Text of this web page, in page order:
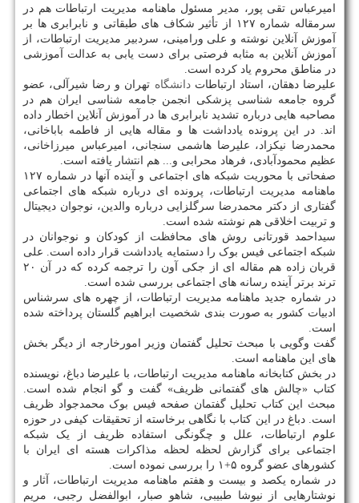
امیرعباس تقی پور، مدیر مسئول ماهنامه مدیریت ارتباطات هم در
سرمقاله شماره ۱۲۷ از تأثیر شکاف های طبقاتی و نابرابری ها بر
آموزش آنلاین نوشته و علی ورامینی، سردبیر مدیریت ارتباطات، از
آموزش آنلاین به مثابه فرصتی برای دست یابی به عدالت آموزشی
در مناطق محروم یاد کرده است.
علیرضا دهقان، استاد ارتباطاتدانشگاه تهران و رضا شیرآلی، عضو
گروه جامعه شناسی پزشکی انجمن جامعه شناسی ایران هم در
مصاحبه هایی درباره تشدید نابرابری ها در آموزش آنلاین اخطار داده
اند. در این پرونده یادداشت ها و مقاله هایی از فاطمه باباخانی،
محمدرضا نیکزاد، علیرضا هاشمی سنجانی، امیرعباس میرزاخانی،
عظیم محمودآبادی، فرهاد محرابی و... هم انتشار یافته است.
صفحاتی با محوریت شبکه های اجتماعی و آینده آنها در شماره ۱۲۷
ماهنامه مدیریت ارتباطات، پرونده ای درباره شبکه های اجتماعی
گفتاری از دکتر محمدرضا سرگلزایی درباره والدین، نوجوان دیجیتال
و تربیت اخلاقی هم نوشته شده است.
سیداحمد قورتانی روش های محافظت از کودکان و نوجوانان در
شبکه اجتماعی فیس بوک را دستمایه یادداشت قرار داده است. علی
قربان زاده هم مقاله ای از جکی آون را ترجمه کرده که در آن ۲۰
ترند برتر آینده رسانه های اجتماعی بررسی شده است.
در شماره جدید ماهنامه مدیریت ارتباطات، از چهره های سرشناس
ادبیات کشور به صورت بندی شخصیت ابراهیم گلستان پرداخته شده
است.
گفت وگویی با مبحث تحلیل گفتمان وزیر امورخارجه از دیگر بخش
های این ماهنامه است.
در بخش کتابخانه ماهنامه مدیریت ارتباطات، با علیرضا دباغ، نویسنده
کتاب «چالش های گفتمانی ظریف» گفت و گو انجام شده است.
مبحث این کتاب تحلیل گفتمان صفحه فیس بوک محمدجواد ظریف
است. دباغ در این کتاب با نگاهی برخاسته از تحقیقات کیفی در حوزه
علوم ارتباطات، علل و چگونگی استفاده ظریف از یک شبکه
اجتماعی برای گزارش لحظه لحظه مذاکرات هسته ای ایران با
کشورهای عضو گروه ۵+۱ را بررسی نموده است.
در شماره یکصد و بیست و هفتم ماهنامه مدیریت ارتباطات، آثار و
نوشتارهایی از نیوشا طبیبی، شاهو صبار، ابوالفضل رجبی، مریم